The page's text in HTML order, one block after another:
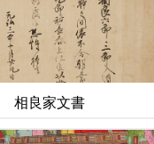
相良家文書